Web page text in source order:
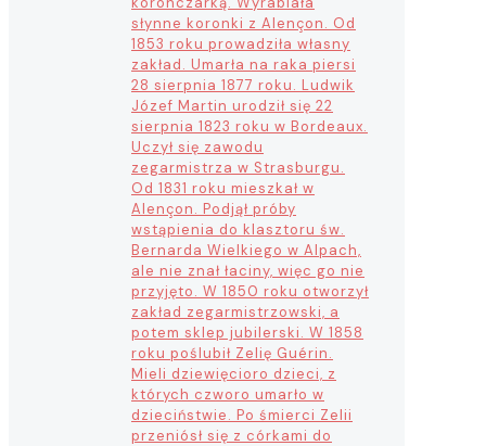
słynne koronki z Alençon. Od
1853 roku prowadziła własny
zakład. Umarła na raka piersi
28 sierpnia 1877 roku. Ludwik
Józef Martin urodził się 22
sierpnia 1823 roku w Bordeaux.
Uczył się zawodu
zegarmistrza w Strasburgu.
Od 1831 roku mieszkał w
Alençon. Podjął próby
wstąpienia do klasztoru św.
Bernarda Wielkiego w Alpach,
ale nie znał łaciny, więc go nie
przyjęto. W 1850 roku otworzył
zakład zegarmistrzowski, a
potem sklep jubilerski. W 1858
roku poślubił Zelię Guérin.
Mieli dziewięcioro dzieci, z
których czworo umarło w
dzieciństwie. Po śmierci Zelii
przeniósł się z córkami do